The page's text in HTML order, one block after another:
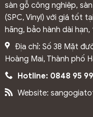
sàn gỗ công nghiệp,
(SPC, Vinyl) với giá tốt
hãng, bảo hành dài
Địa chỉ: Số 38 Mặt
Hoàng Mai, Thành phố
Hotline: 0848 95
Website: